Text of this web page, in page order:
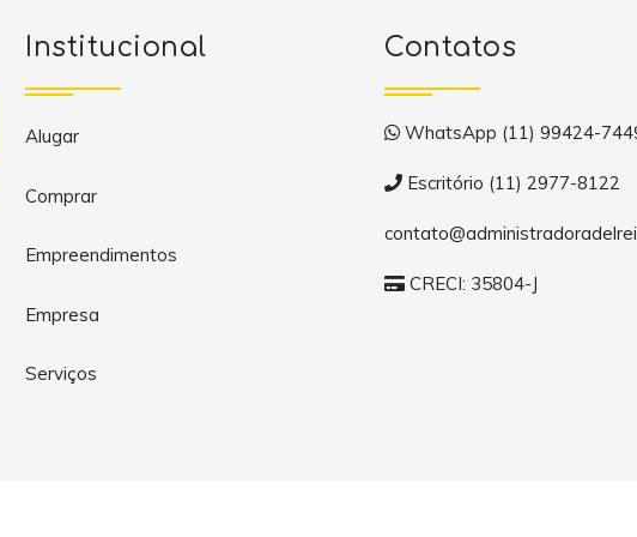
Institucional
Alugar
Comprar
Empreendimentos
Empresa
Serviços
Contatos
WhatsApp (11) 99424-
Escritório (11) 2977-8122
CRECI: 35804-J